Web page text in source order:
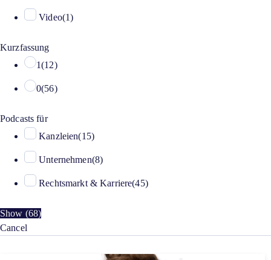
Video(1)
Kurzfassung
1(12)
0(56)
Podcasts für
Kanzleien(15)
Unternehmen(8)
Rechtsmarkt & Karriere(45)
Show (68)
Cancel